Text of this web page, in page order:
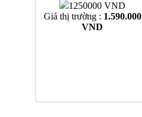
1250000 VND
Giá thị trường : 1.590.000
VND